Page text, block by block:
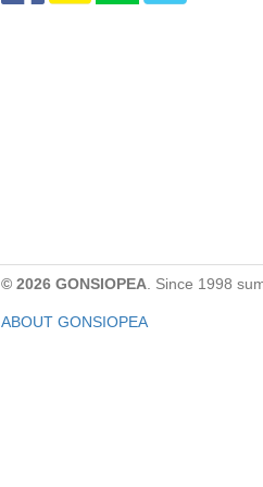
© 2026 GONSIOPEA . Since 1998
ABOUT GONSIOPEA